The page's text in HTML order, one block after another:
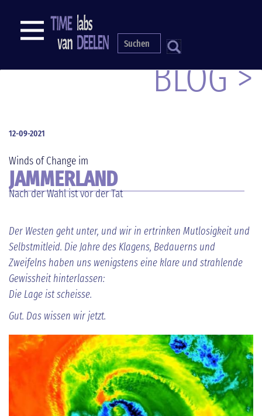
S
NAVIGATION
BLOG >
Winds of Change im
JAMMERLAND
Nach der Wahl ist vor der Tat
12-09-2021
Der Westen geht unter, und wir in ertrinken Mutlosigkeit und
Selbstmitleid. Die Jahre des Klagens, Bedauerns und
Zweifelns haben uns wenigstens eine klare und strahlende
Gewissheit hinterlassen:
Die Lage ist scheisse.
Gut. Das wissen wir jetzt.